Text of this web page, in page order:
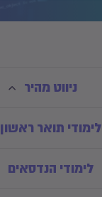
ניווט מהיר
לימודי תואר ראשון
לימודי הנדסאים